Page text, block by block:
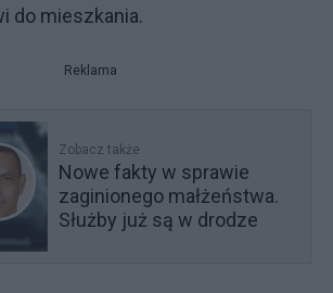
do mieszkania.
Reklama
Zobacz także
Nowe fakty w sprawie
zaginionego małżeństwa.
Służby już są w drodze